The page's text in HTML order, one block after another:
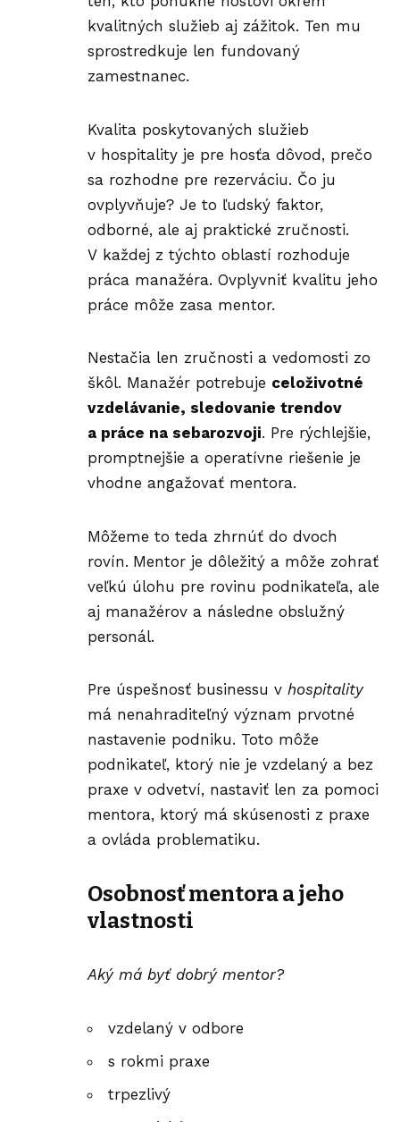
kvalitných služieb aj zážitok. Ten mu
sprostredkuje len fundovaný
zamestnanec.
Kvalita poskytovaných služieb
v hospitality je pre hosťa dôvod, prečo
sa rozhodne pre rezerváciu. Čo ju
ovplyvňuje? Je to ľudský faktor,
odborné, ale aj praktické zručnosti.
V každej z týchto oblastí rozhoduje
práca manažéra. Ovplyvniť kvalitu jeho
práce môže zasa mentor.
Nestačia len zručnosti a vedomosti zo
škôl. Manažér potrebuje celoživotné
vzdelávanie, sledovanie trendov
a práce na sebarozvoji. Pre rýchlejšie,
promptnejšie a operatívne riešenie je
vhodne angažovať mentora.
Môžeme to teda zhrnúť do dvoch
rovín. Mentor je dôležitý a môže zohrať
veľkú úlohu pre rovinu podnikateľa, ale
aj manažérov a následne obslužný
personál.
Pre úspešnosť businessu v hospitality
má nenahraditeľný význam prvotné
nastavenie podniku. Toto môže
podnikateľ, ktorý nie je vzdelaný a bez
praxe v odvetví, nastaviť len za pomoci
mentora, ktorý má skúsenosti z praxe
a ovláda problematiku.
Osobnosť mentora a jeho
vlastnosti
Aký má byť dobrý mentor?
vzdelaný v odbore
s rokmi praxe
trpezlivý